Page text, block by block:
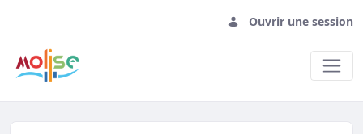
Ouvrir une session